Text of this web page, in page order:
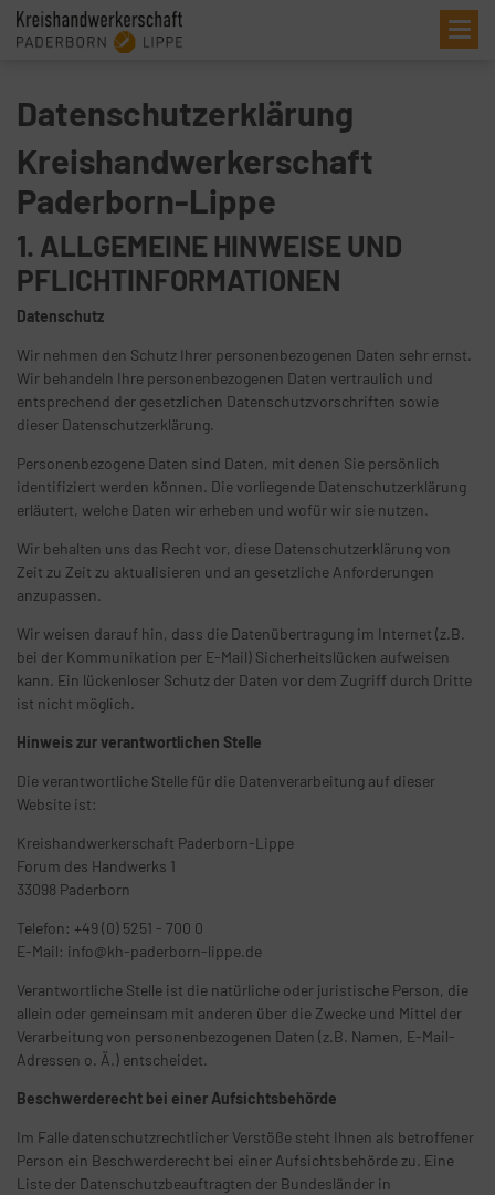
Datenschutzerklärung
Kreishandwerkerschaft
Paderborn-Lippe
1. ALLGEMEINE HINWEISE UND
PFLICHTINFORMATIONEN
Datenschutz
Wir nehmen den Schutz Ihrer personenbezogenen Daten sehr ernst.
Wir behandeln Ihre personenbezogenen Daten vertraulich und
entsprechend der gesetzlichen Datenschutzvorschriften sowie
dieser Datenschutzerklärung.
Personenbezogene Daten sind Daten, mit denen Sie persönlich
identifiziert werden können. Die vorliegende Datenschutzerklärung
erläutert, welche Daten wir erheben und wofür wir sie nutzen.
Wir behalten uns das Recht vor, diese Datenschutzerklärung von
Zeit zu Zeit zu aktualisieren und an gesetzliche Anforderungen
anzupassen.
Wir weisen darauf hin, dass die Datenübertragung im Internet (z.B.
bei der Kommunikation per E-Mail) Sicherheitslücken aufweisen
kann. Ein lückenloser Schutz der Daten vor dem Zugriff durch Dritte
ist nicht möglich.
Hinweis zur verantwortlichen Stelle
Die verantwortliche Stelle für die Datenverarbeitung auf dieser
Website ist:
Kreishandwerkerschaft Paderborn-Lippe
Forum des Handwerks 1
33098 Paderborn
Telefon: +49 (0) 5251 - 700 0
E-Mail: info@kh-paderborn-lippe.de
Verantwortliche Stelle ist die natürliche oder juristische Person, die
allein oder gemeinsam mit anderen über die Zwecke und Mittel der
Verarbeitung von personenbezogenen Daten (z.B. Namen, E-Mail-
Adressen o. Ä.) entscheidet.
Beschwerderecht bei einer Aufsichtsbehörde
Im Falle datenschutzrechtlicher Verstöße steht Ihnen als betroffener
Person ein Beschwerderecht bei einer Aufsichtsbehörde zu. Eine
Liste der Datenschutzbeauftragten der Bundesländer in